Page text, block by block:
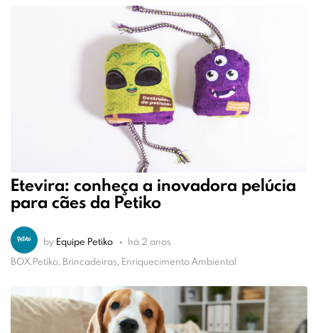
Etevira: conheça a inovadora pelúcia
para cães da Petiko
by Equipe Petiko
há 2 anos
BOX.Petiko, Brincadeiras, Enriquecimento Ambiental